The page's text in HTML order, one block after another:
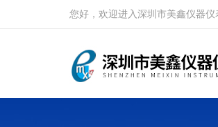
您好，欢迎进入深圳市美鑫仪器